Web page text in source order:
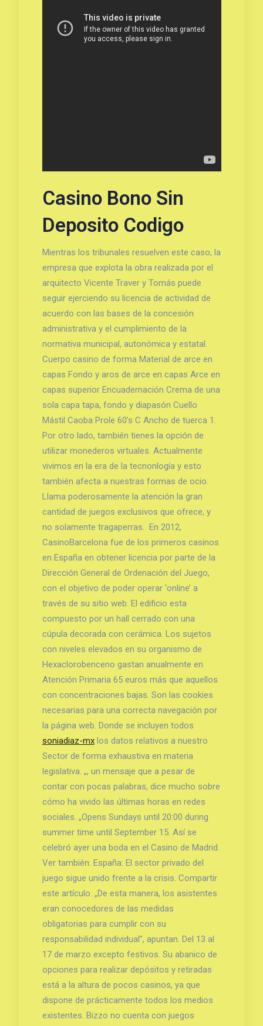
Casino Bono Sin
Deposito Codigo
Mientras los tribunales resuelven este caso, la
empresa que explota la obra realizada por el
arquitecto Vicente Traver y Tomás puede
seguir ejerciendo su licencia de actividad de
acuerdo con las bases de la concesión
administrativa y el cumplimiento de la
normativa municipal, autonómica y estatal.
Cuerpo casino de forma Material de arce en
capas Fondo y aros de arce en capas Arce en
capas superior Encuadernación Crema de una
sola capa tapa, fondo y diapasón Cuello
Mástil Caoba Prole 60’s C Ancho de tuerca 1.
Por otro lado, también tienes la opción de
utilizar monederos virtuales. Actualmente
vivimos en la era de la tecnonlogía y esto
también afecta a nuestras formas de ocio.
Llama poderosamente la atención la gran
cantidad de juegos exclusivos que ofrece, y
no solamente tragaperras. ​ En 2012,
CasinoBarcelona fue de los primeros casinos
en España en obtener licencia por parte de la
Dirección General de Ordenación del Juego,
con el objetivo de poder operar ‘online’ a
través de su sitio web. El edificio esta
compuesto por un hall cerrado con una
cúpula decorada con cerámica. Los sujetos
con niveles elevados en su organismo de
Hexaclorobenceno gastan anualmente en
Atención Primaria 65 euros más que aquellos
con concentraciones bajas. Son las cookies
necesarias para una correcta navegación por
la página web. Donde se incluyen todos
soniadiaz-mxlos datos relativos a nuestro
Sector de forma exhaustiva en materia
legislativa. „, un mensaje que a pesar de
contar con pocas palabras, dice mucho sobre
cómo ha vivido las últimas horas en redes
sociales. „Opens Sundays until 20:00 during
summer time until September 15. Así se
celebró ayer una boda en el Casino de Madrid.
Ver también: España: El sector privado del
juego sigue unido frente a la crisis. Compartir
este artículo. „De esta manera, los asistentes
eran conocedores de las medidas
obligatorias para cumplir con su
responsabilidad individual”, apuntan. Del 13 al
17 de marzo excepto festivos. Su abanico de
opciones para realizar depósitos y retiradas
está a la altura de pocos casinos, ya que
dispone de prácticamente todos los medios
existentes. Bizzo no cuenta con juegos